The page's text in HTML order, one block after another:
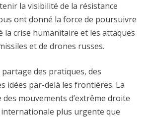
la visibilité de la résistance
ont donné la force de poursuivre
la crise humanitaire et les attaques
et de drones russes.
des pratiques, des
idées par-delà les frontières. La
mouvements d’extrême droite
plus urgente que